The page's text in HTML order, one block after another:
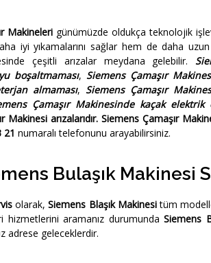
Makineleri günümüzde oldukça teknolojik
iyi yıkamalarını sağlar hem de daha
çeşitli arızalar meydana gelebilir.
boşaltmaması,Siemens Çamaşır
almaması,Siemens Çamaşır
Çamaşır Makinesinde kaçak elektrik
Makinesi arızalarıdır. Siemens Çamaşır
21 numaralı telefonunu arayabilirsiniz.
Bulaşık Makinesi
olarak,Siemens Blaşık Makinesitüm
hizmetlerini aramanız durumundaSiemens
adrese geleceklerdir.